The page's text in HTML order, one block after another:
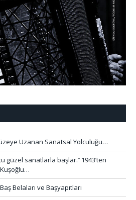
Uzanan Sanatsal Yolculuğu…
güzel sanatlarla başlar.’’ 1943’ten
Belaları ve Başyapıtları